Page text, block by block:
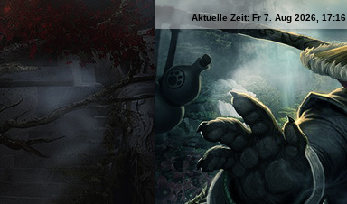
Aktuelle Zeit: Fr 7. Aug 2026, 17:16